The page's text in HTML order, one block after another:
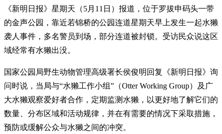
《新明日报》星期天（5月11日）报道，位于罗拔申码头一带
的金声公园，靠近若锦桥的公园连道星期天早上发生一起水獭
袭人事件，多名警员到场，部分连道被封锁。受访民众说这区
域经常有水獭出没。
国家公园局野生动物管理高级署长侯俊明回复《新明日报》询
问时说，当局与“水獭工作小组”（Otter Working Group）及广
大水獭观察爱好者合作，定期监测水獭，以更好地了解它们的
数量、分布区域和活动规律，并在有需要的情况下采取措施，
预防或缓解公众与水獭之间的冲突。